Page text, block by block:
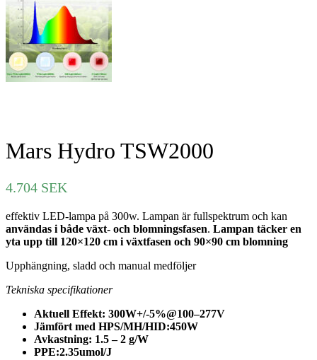
Mars Hydro TSW2000
4.704 SEK
effektiv LED-lampa på 300w. Lampan är fullspektrum och kan
användas i både växt- och blomningsfasen. Lampan täcker en
yta upp till 120×120 cm i växtfasen och 90×90 cm blomning
Upphängning, sladd och manual medföljer
Tekniska specifikationer
Aktuell Effekt: 300W+/-5%@100–277V
Jämfört med HPS/MH/HID:450W
Avkastning: 1.5 – 2 g/W
PPE:2.35umol/J